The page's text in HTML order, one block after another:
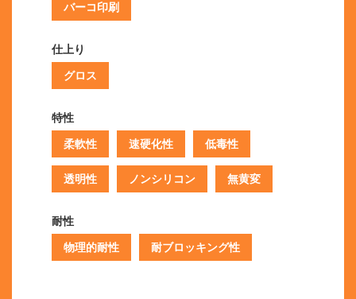
バーコ印刷
仕上り
グロス
特性
柔軟性 速硬化性 低毒性
透明性 ノンシリコン 無黄変
耐性
物理的耐性 耐ブロッキング性